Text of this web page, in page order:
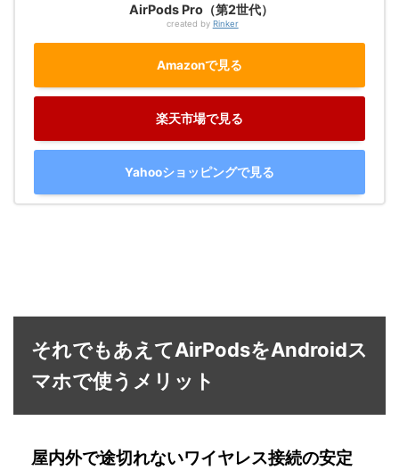
AirPods Pro（第2世代）
created by Rinker
Amazonで見る
楽天市場で見る
Yahooショッピングで見る
それでもあえてAirPodsをAndroidス
マホで使うメリット
屋内外で途切れないワイヤレス接続の安定